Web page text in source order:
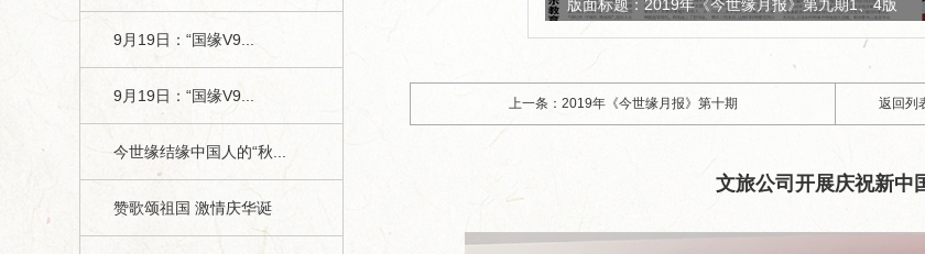
9月19日：“国缘V9...
9月19日：“国缘V9...
今世缘结缘中国人的“秋...
赞歌颂祖国 激情庆华诞
版面标题：2019年《今世缘月报》第九期2、3版
上一条：2019年《今世缘月报》第十期 返回列
文旅公司开展庆祝新中